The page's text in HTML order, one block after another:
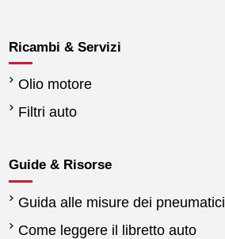
Ricambi & Servizi
Olio motore
Filtri auto
Guide & Risorse
Guida alle misure dei pneumatici
Come leggere il libretto auto